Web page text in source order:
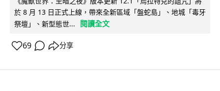
於 8 月 13 日正式上線，帶來全新區域「盤蛇島」、地城「毒牙
祭壇」、新型態世...
閱讀全文
69 分享